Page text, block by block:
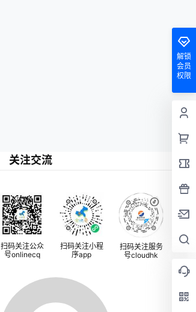
解锁
会员
权限
关注交流
扫码关注公众
号onlinecq
扫码关注小程
序app
扫码关注服务
号cloudhk